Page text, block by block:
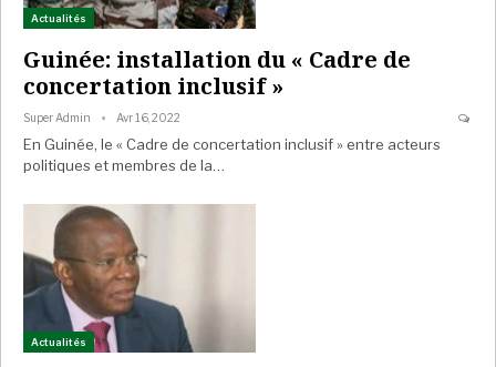
Actualités
Guinée: installation du « Cadre de
concertation inclusif »
Super Admin Avr 16, 2022
En Guinée, le « Cadre de concertation inclusif » entre acteurs
politiques et membres de la…
Actualités